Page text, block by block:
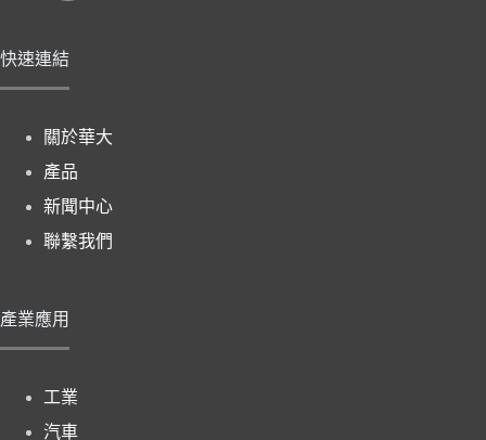
快速連結
關於華大
產品
新聞中心
聯繫我們
產業應用
工業
汽車